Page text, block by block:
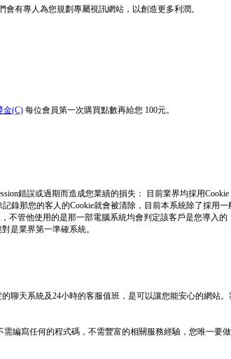
有專人為您規劃專屬視訊網站，以創造更多利潤。
金(C) 每位會員第一次購買點數再給您 100元。
錯誤或過期而造成您業績的損失： 目前業界均採用
錄那您的客人的Cookie就會被清除，目前本系統除了採用一
不管他使用的是那一部電腦系統均會判定該客戶是您導入的
是業界第一準確系統。
聊天系統及24小時的客服值班，是可以讓您能安心的網站
編寫任何的程式碼，不需豐富的相關服務經驗，您唯一要做